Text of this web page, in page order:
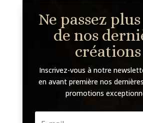
Ne passez
de nos
créations
Inscrivez-vous à notre
en avant première nos
promotions